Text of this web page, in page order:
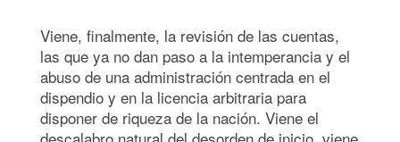
Viene, finalmente, la revisión de las cuentas,
las que ya no dan paso a la intemperancia y el
abuso de una administración centrada en el
dispendio y en la licencia arbitraria para
disponer de riqueza de la nación. Viene el